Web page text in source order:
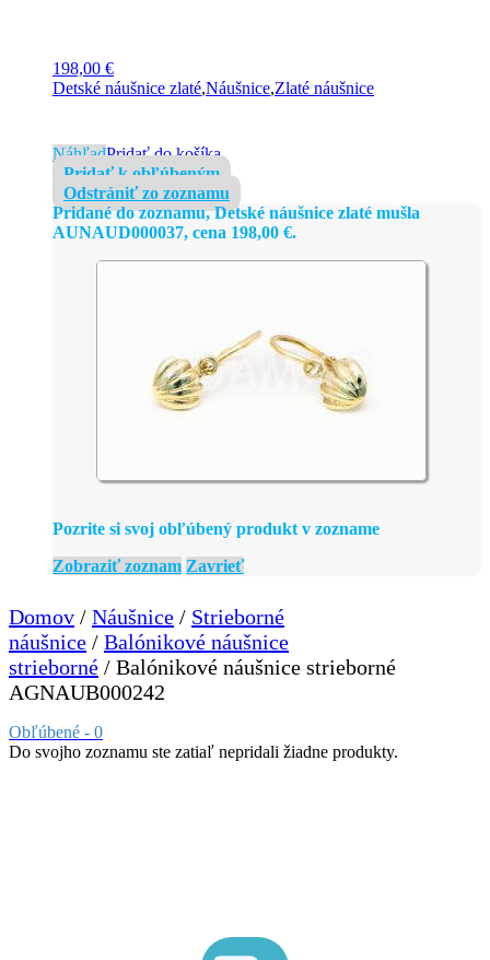
198,00 €
Detské náušnice zlaté,Náušnice,Zlaté náušnice
NáhľadPridať do košíka
Pridať k obľúbeným
Odstrániť zo zoznamu
Pridané do zoznamu, Detské náušnice zlaté mušla
AUNAUD000037, cena 198,00 €.
Pozrite si svoj obľúbený produkt v zozname
Zobraziť zoznam Zavrieť
Domov / Náušnice / Strieborné
náušnice / Balónikové náušnice
strieborné / Balónikové náušnice strieborné
AGNAUB000242
Obľúbené - 0
Do svojho zoznamu ste zatiaľ nepridali žiadne produkty.